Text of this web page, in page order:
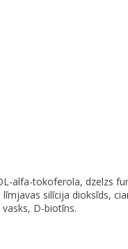
alfa-tokoferola, dzelzs
silīcija dioksīds,
D-biotīns.